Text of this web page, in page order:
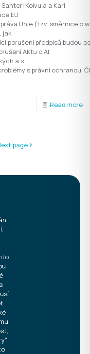
Koivula a Karl
EU
Unie (tzv. směrnice o
jak
porušení předpisů budou
Aktu o AI.
a s
s právní
Read more
page